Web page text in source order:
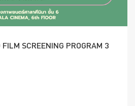
SCREENING PROGRAM 3